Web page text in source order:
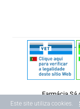
Este site utiliza cookies.
Farmácia Sá
Copyright © 2026